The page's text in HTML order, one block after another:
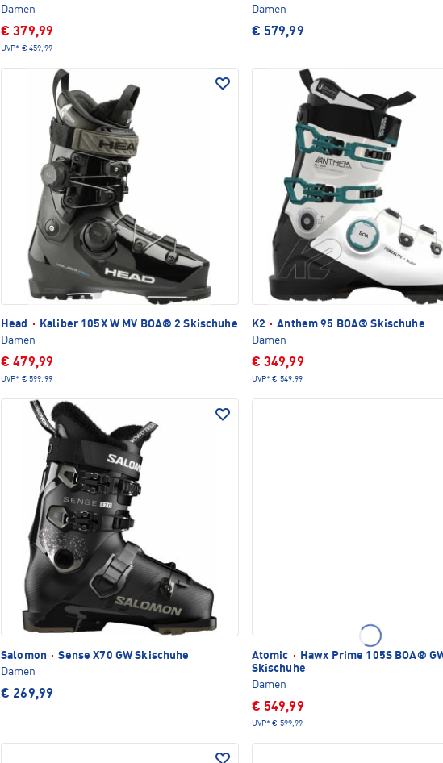
Damen
€ 379,99
UVP* € 459,99
Damen
€ 579,99
Head ·
Kaliber 105X W MV BOA® 2 Skischuhe
Damen
€ 479,99
UVP* € 599,99
K2 · Anthem 95 BOA® Skischuhe
Damen
€ 349,99
UVP* € 549,99
Salomon · Sense X70 GW Skischuhe
Damen
€ 269,99
Atomic ·
Hawx Prime 105S BOA®
Skischuhe
Damen
€ 549,99
UVP* € 599,99